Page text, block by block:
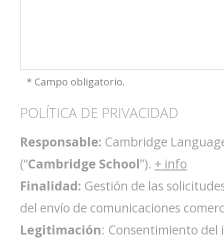
* Campo obligatorio.
POLÍTICA DE PRIVACIDAD
Responsable: Cambridge
(“Cambridge School”). + info
Finalidad: Gestión de las
del envío de comunicaciones
Legitimación: Consentimiento